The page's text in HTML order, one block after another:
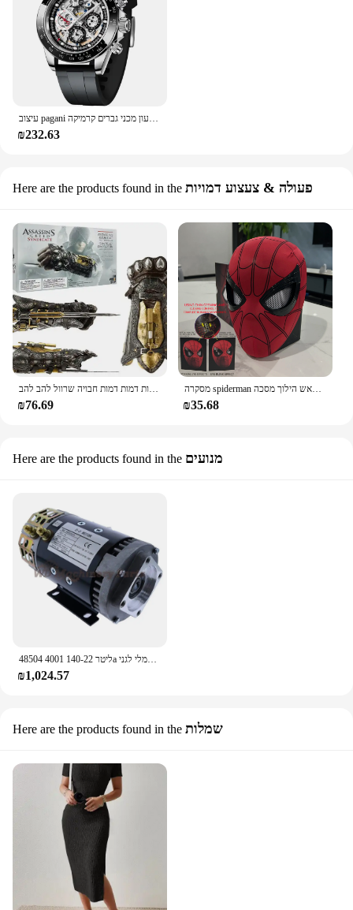
עיצוב pagani יוקרה מותג אוטומטי שעון מכני גברים קרמיקה bezel קשת עסק עמיד למים relogio גבריינו
₪232.63
Here are the products found in the פעולה & צעצוע דמויות
מתנקש של התנקש דמות דמות דמות חבויה שרוול להב להב zio zio cosplay 1:1 james kenway דגם צעצועים
₪76.69
מסקרה spiderman ראש הילוך מסכה cosplay זז עיניים מסכת עכביש איש 1:1 צעצועים אלסטי מבוגרים ילדים
₪35.68
Here are the products found in the מנועים
48504 ליטר 140-22 4001a מנוע חשמלי לגני Z30/20n z34/22n z45/25jdc z45/25dc z45/25dc z45/25dc
₪1,024.57
Here are the products found in the שמלות